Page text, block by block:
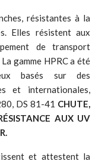
résistantes à la
Elles résistent aux
de transport
gamme HPRC a été
basés sur des
et internationales,
DS 81-41 CHUTE,
AUX UV
et attestent la